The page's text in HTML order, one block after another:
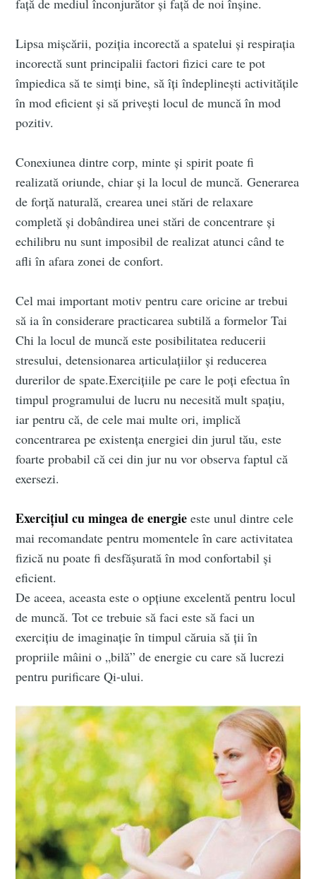
față de mediul înconjurător și față de noi înșine.
Lipsa mișcării, poziția incorectă a spatelui și respirația
incorectă sunt principalii factori fizici care te pot
împiedica să te simți bine, să îți îndeplinești activitățile
în mod eficient și să privești locul de muncă în mod
pozitiv.
Conexiunea dintre corp, minte și spirit poate fi
realizată oriunde, chiar și la locul de muncă. Generarea
de forță naturală, crearea unei stări de relaxare
completă și dobândirea unei stări de concentrare și
echilibru nu sunt imposibil de realizat atunci când te
afli în afara zonei de confort.
Cel mai important motiv pentru care oricine ar trebui
să ia în considerare practicarea subtilă a formelor Tai
Chi la locul de muncă este posibilitatea reducerii
stresului, detensionarea articulațiilor și reducerea
durerilor de spate.Exercițiile pe care le poți efectua în
timpul programului de lucru nu necesită mult spațiu,
iar pentru că, de cele mai multe ori, implică
concentrarea pe existența energiei din jurul tău, este
foarte probabil că cei din jur nu vor observa faptul că
exersezi.
Exercițiul cu mingea de energie este unul dintre cele
mai recomandate pentru momentele în care activitatea
fizică nu poate fi desfășurată în mod confortabil și
eficient.
De aceea, aceasta este o opțiune excelentă pentru locul
de muncă. Tot ce trebuie să faci este să faci un
exercițiu de imaginație în timpul căruia să ții în
propriile mâini o „bilă” de energie cu care să lucrezi
pentru purificare Qi-ului.
your inbox